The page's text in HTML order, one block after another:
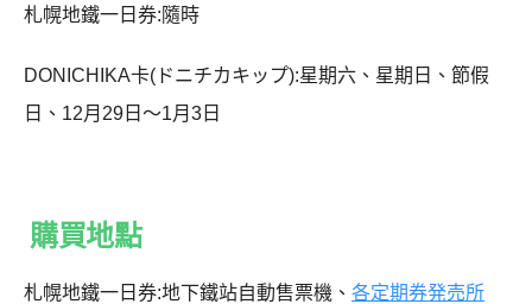
札幌地鐵一日券:隨時
DONICHIKA卡(ドニチカキップ):星期六、星期日、節假
日、12月29日～1月3日
購買地點
札幌地鐵一日券:地下鐵站自動售票機、 各定期券発売所